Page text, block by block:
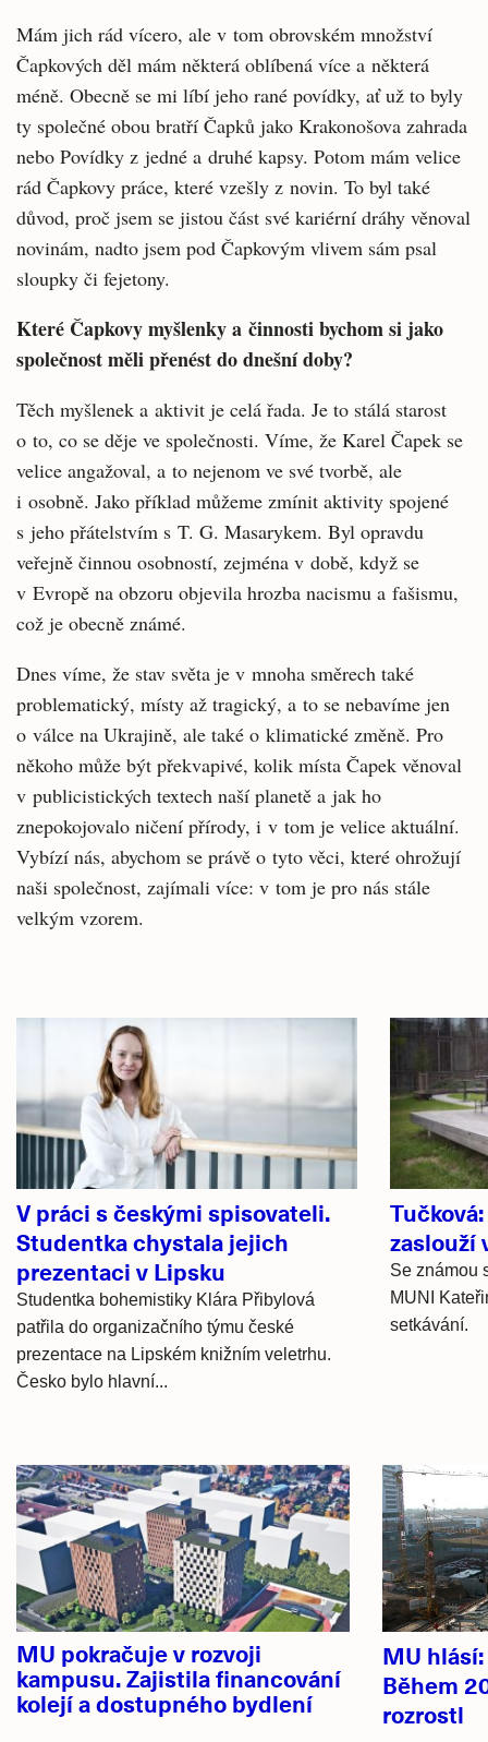
Mám jich rád vícero, ale v tom obrovském množství
Čapkových děl mám některá oblíbená více a některá
méně. Obecně se mi líbí jeho rané povídky, ať už to byly
ty společné obou bratří Čapků jako Krakonošova zahrada
nebo Povídky z jedné a druhé kapsy. Potom mám velice
rád Čapkovy práce, které vzešly z novin. To byl také
důvod, proč jsem se jistou část své kariérní dráhy věnoval
novinám, nadto jsem pod Čapkovým vlivem sám psal
sloupky či fejetony.
Které Čapkovy myšlenky a činnosti bychom si jako
společnost měli přenést do dnešní doby?
Těch myšlenek a aktivit je celá řada. Je to stálá starost
o to, co se děje ve společnosti. Víme, že Karel Čapek se
velice angažoval, a to nejenom ve své tvorbě, ale
i osobně. Jako příklad můžeme zmínit aktivity spojené
s jeho přátelstvím s T. G. Masarykem. Byl opravdu
veřejně činnou osobností, zejména v době, když se
v Evropě na obzoru objevila hrozba nacismu a fašismu,
což je obecně známé.
Dnes víme, že stav světa je v mnoha směrech také
problematický, místy až tragický, a to se nebavíme jen
o válce na Ukrajině, ale také o klimatické změně. Pro
někoho může být překvapivé, kolik místa Čapek věnoval
v publicistických textech naší planetě a jak ho
znepokojovalo ničení přírody, i v tom je velice aktuální.
Vybízí nás, abychom se právě o tyto věci, které ohrožují
naši společnost, zajímali více: v tom je pro nás stále
velkým vzorem.
Související
články
V práci s českými spisovateli.
Studentka chystala jejich
prezentaci v Lipsku
Studentka bohemistiky Klára Přibylová
patřila do organizačního týmu české
prezentace na Lipském knižním veletrhu.
Česko bylo hlavní...
zaslouží
Se známou
MUNI
setkávání.
Hlavní
novinky
MU pokračuje v rozvoji
kampusu. Zajistila financování
kolejí a dostupného bydlení
MU
Během
rozrostl